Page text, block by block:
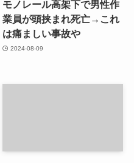
モノレール高架下で男性作
業員が頭挟まれ死亡→これ
は痛ましい事故や
2024-08-09